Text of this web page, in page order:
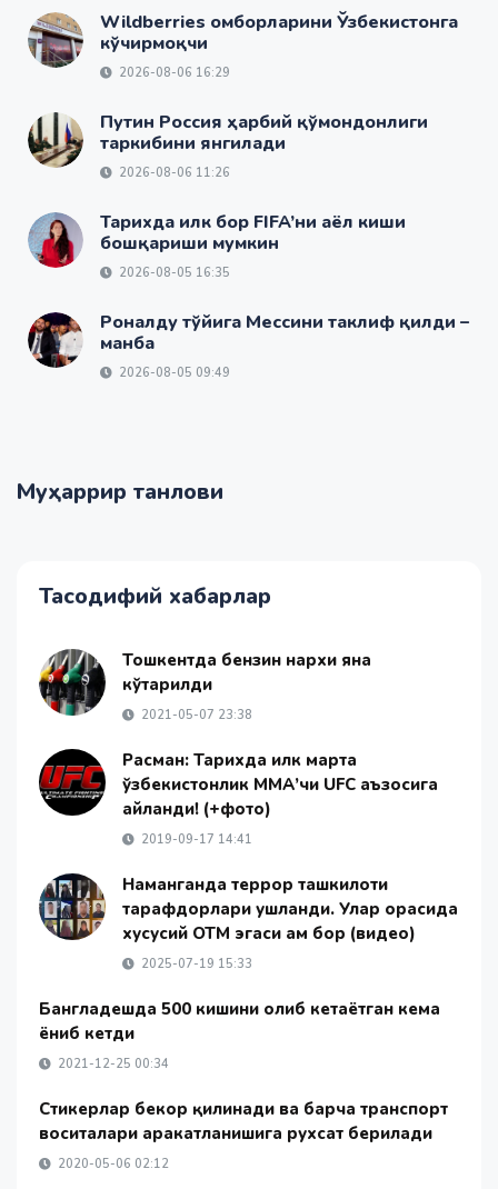
Wildberries омборларини Ўзбекистонга
кўчирмоқчи
2026-08-06 16:29
Путин Россия ҳарбий қўмондонлиги
таркибини янгилади
2026-08-06 11:26
Тарихда илк бор FIFA’ни аёл киши
бошқариши мумкин
2026-08-05 16:35
Роналду тўйига Мессини таклиф қилди –
манба
2026-08-05 09:49
Муҳаррир танлови
Тасодифий хабарлар
Тошкентда бензин нархи яна
кўтарилди
2021-05-07 23:38
Расман: Тарихда илк марта
ўзбекистонлик ММА’чи UFC аъзосига
айланди! (+фото)
2019-09-17 14:41
Наманганда террор ташкилоти
тарафдорлари ушланди. Улар орасида
хусусий ОТМ эгаси ҳам бор (видео)
2025-07-19 15:33
Бангладешда 500 кишини олиб кетаётган кема
ёниб кетди
2021-12-25 00:34
Стикерлар бекор қилинади ва барча транспорт
воситалари ҳаракатланишига рухсат берилади
2020-05-06 02:12